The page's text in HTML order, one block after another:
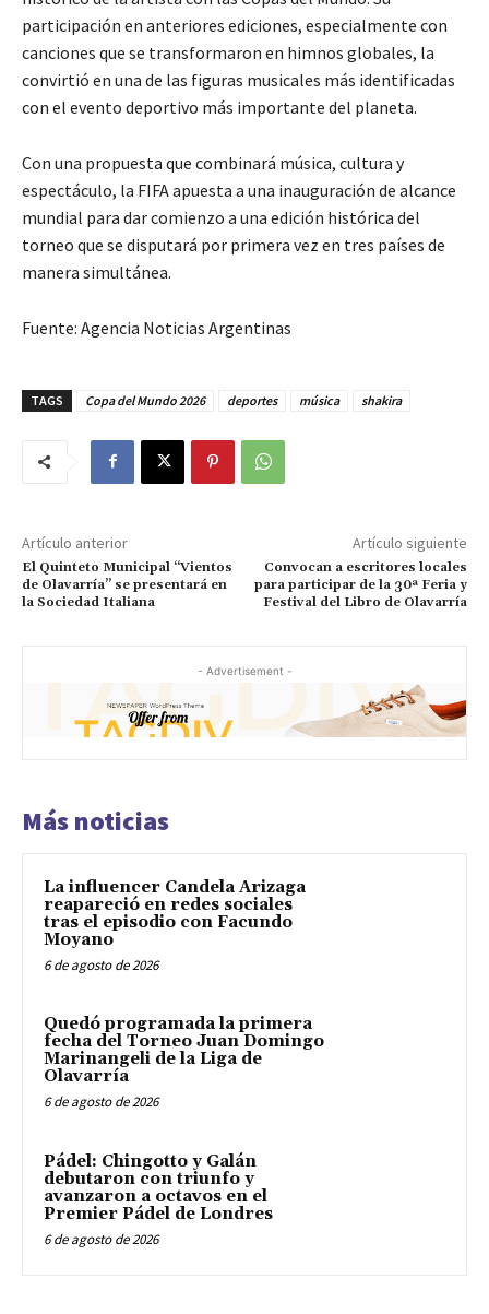
participación en anteriores ediciones, especialmente con
canciones que se transformaron en himnos globales, la
convirtió en una de las figuras musicales más identificadas
con el evento deportivo más importante del planeta.
Con una propuesta que combinará música, cultura y
espectáculo, la FIFA apuesta a una inauguración de alcance
mundial para dar comienzo a una edición histórica del
torneo que se disputará por primera vez en tres países de
manera simultánea.
Fuente: Agencia Noticias Argentinas
TAGS Copa del Mundo 2026 deportes música shakira
Artículo anterior
El Quinteto Municipal “Vientos
de Olavarría” se presentará en
la Sociedad Italiana
Artículo siguiente
Convocan a escritores locales
para participar de la 30ª Feria y
Festival del Libro de Olavarría
- Advertisement -
Más noticias
La influencer Candela Arizaga
reapareció en redes sociales
tras el episodio con Facundo
Moyano
6 de agosto de 2026
Quedó programada la primera
fecha del Torneo Juan Domingo
Marinangeli de la Liga de
Olavarría
6 de agosto de 2026
Pádel: Chingotto y Galán
debutaron con triunfo y
avanzaron a octavos en el
Premier Pádel de Londres
6 de agosto de 2026